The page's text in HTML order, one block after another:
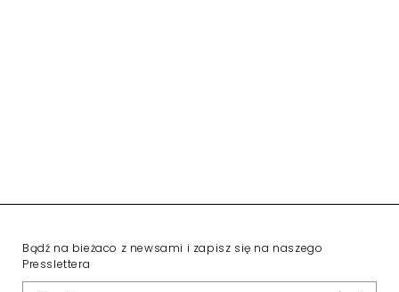
Bądź na bieżaco z newsami i zapisz się na naszego
Presslettera